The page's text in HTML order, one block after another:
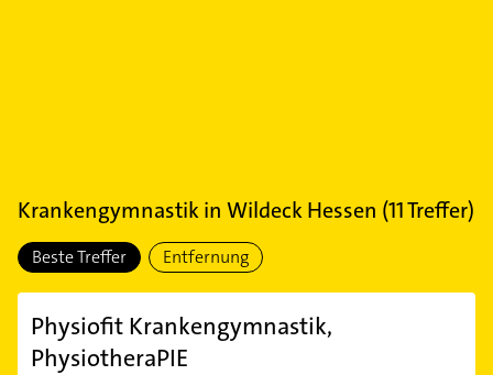
Krankengymnastikin Wildeck Hessen (11Treffer)
Beste Treffer Entfernung
Physiofit Krankengymnastik,
PhysiotheraPIE